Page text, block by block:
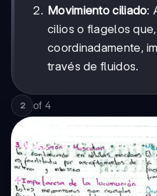
Movimiento ciliado:
cilios o flagelos
coordinadamente,
través de fluidos.
2 of 4